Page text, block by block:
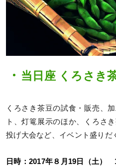
当日座 くろさき
くろさき茶豆の試食・販売、
ト、灯篭展示のほか、くろさ
投げ大会など、イベント盛りだ
日時：2017年８月19日（土）